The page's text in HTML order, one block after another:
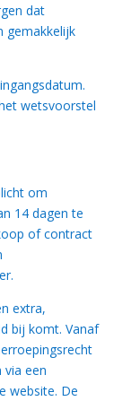
dat
gemakkelijk
wetsvoorstel
om
14 dagen te
of contract
extra,
bij komt. Vanaf
via een
website. De